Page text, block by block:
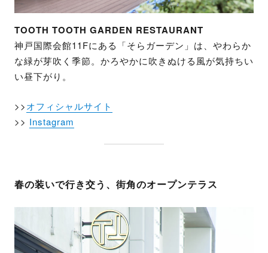
TOOTH TOOTH GARDEN RESTAURANT
神戸国際会館11Fにある「そらガーデン」は、やわらか
な緑が芽吹く季節。かろやかに吹きぬける風が気持ちい
い昼下がり。
>>オフィシャルサイト
>> Instagram
春の装いで行き交う、街角のオープンテラス